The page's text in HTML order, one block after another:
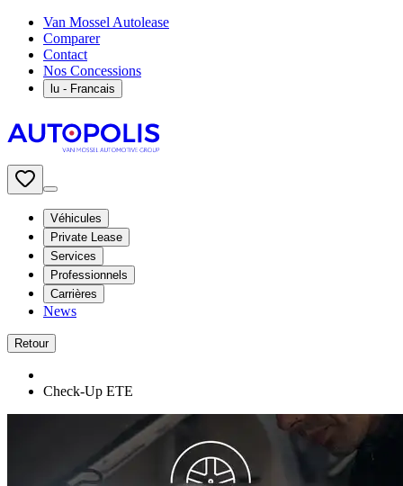
Van Mossel Autolease
Comparer
Contact
Nos Concessions
lu - Francais
Véhicules
Private Lease
Services
Professionnels
Carrières
News
Retour
Check-Up ETE